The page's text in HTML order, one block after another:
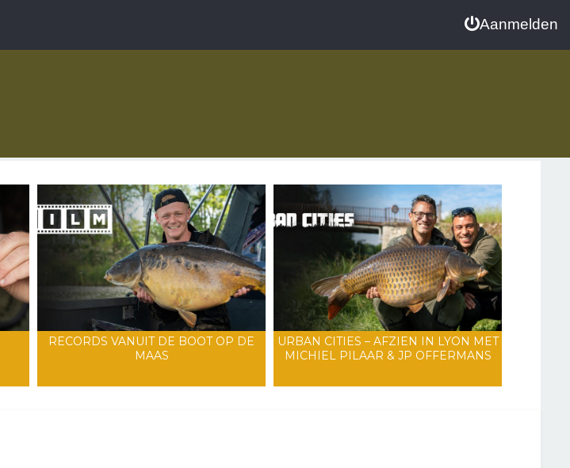
Aanmelden
RECORDS VANUIT DE BOOT OP DE
MAAS
URBAN CITIES – AFZIEN IN LYON MET
MICHIEL PILAAR & JP OFFERMANS